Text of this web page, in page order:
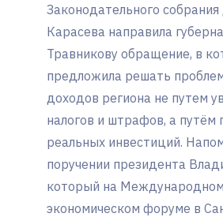
Законодательного
Карасева направила
Травникову обращение, в
предложила решать
доходов региона не путем
налогов и штрафов, а путём
реальных инвестиций.
поручении президента
который на Международном
экономическом форуме в